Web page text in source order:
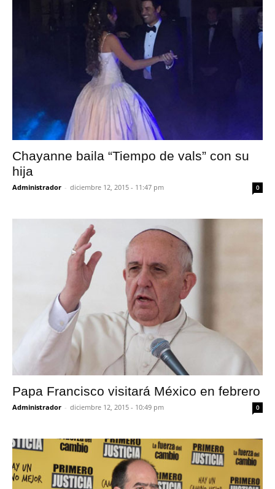
Chayanne baila “Tiempo de vals” con su
hija
Administrador - diciembre 12, 2015 - 11:47 pm 0
Papa Francisco visitará México en febrero
Administrador - diciembre 12, 2015 - 10:49 pm 0